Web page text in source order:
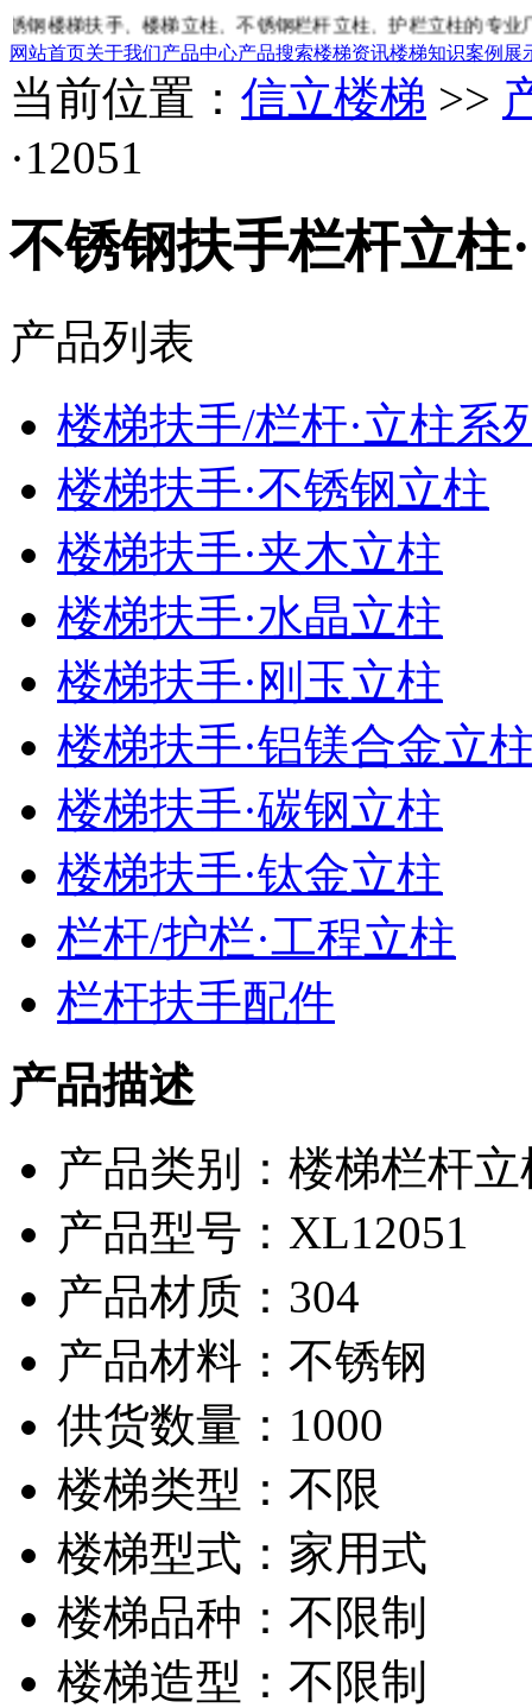
楼梯扶手、楼梯立柱、不锈钢栏杆立柱、护栏立柱的专业厂
网站首页关于我们产品中心产品搜索楼梯资讯楼梯知识案例展
当前位置： 信立楼梯 >>
·12051
不锈钢扶手栏杆立柱
产品列表
楼梯扶手/栏杆·立柱系
楼梯扶手·不锈钢立柱
楼梯扶手·夹木立柱
楼梯扶手·水晶立柱
楼梯扶手·刚玉立柱
楼梯扶手·铝镁合金立
楼梯扶手·碳钢立柱
楼梯扶手·钛金立柱
栏杆/护栏·工程立柱
栏杆扶手配件
产品描述
产品类别：楼梯栏杆
产品型号：XL12051
产品材质：304
产品材料：不锈钢
供货数量：1000
楼梯类型：不限
楼梯型式：家用式
楼梯品种：不限制
楼梯造型：不限制